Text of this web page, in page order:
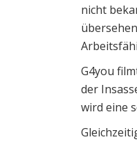
nicht
G4you
der
wird eine